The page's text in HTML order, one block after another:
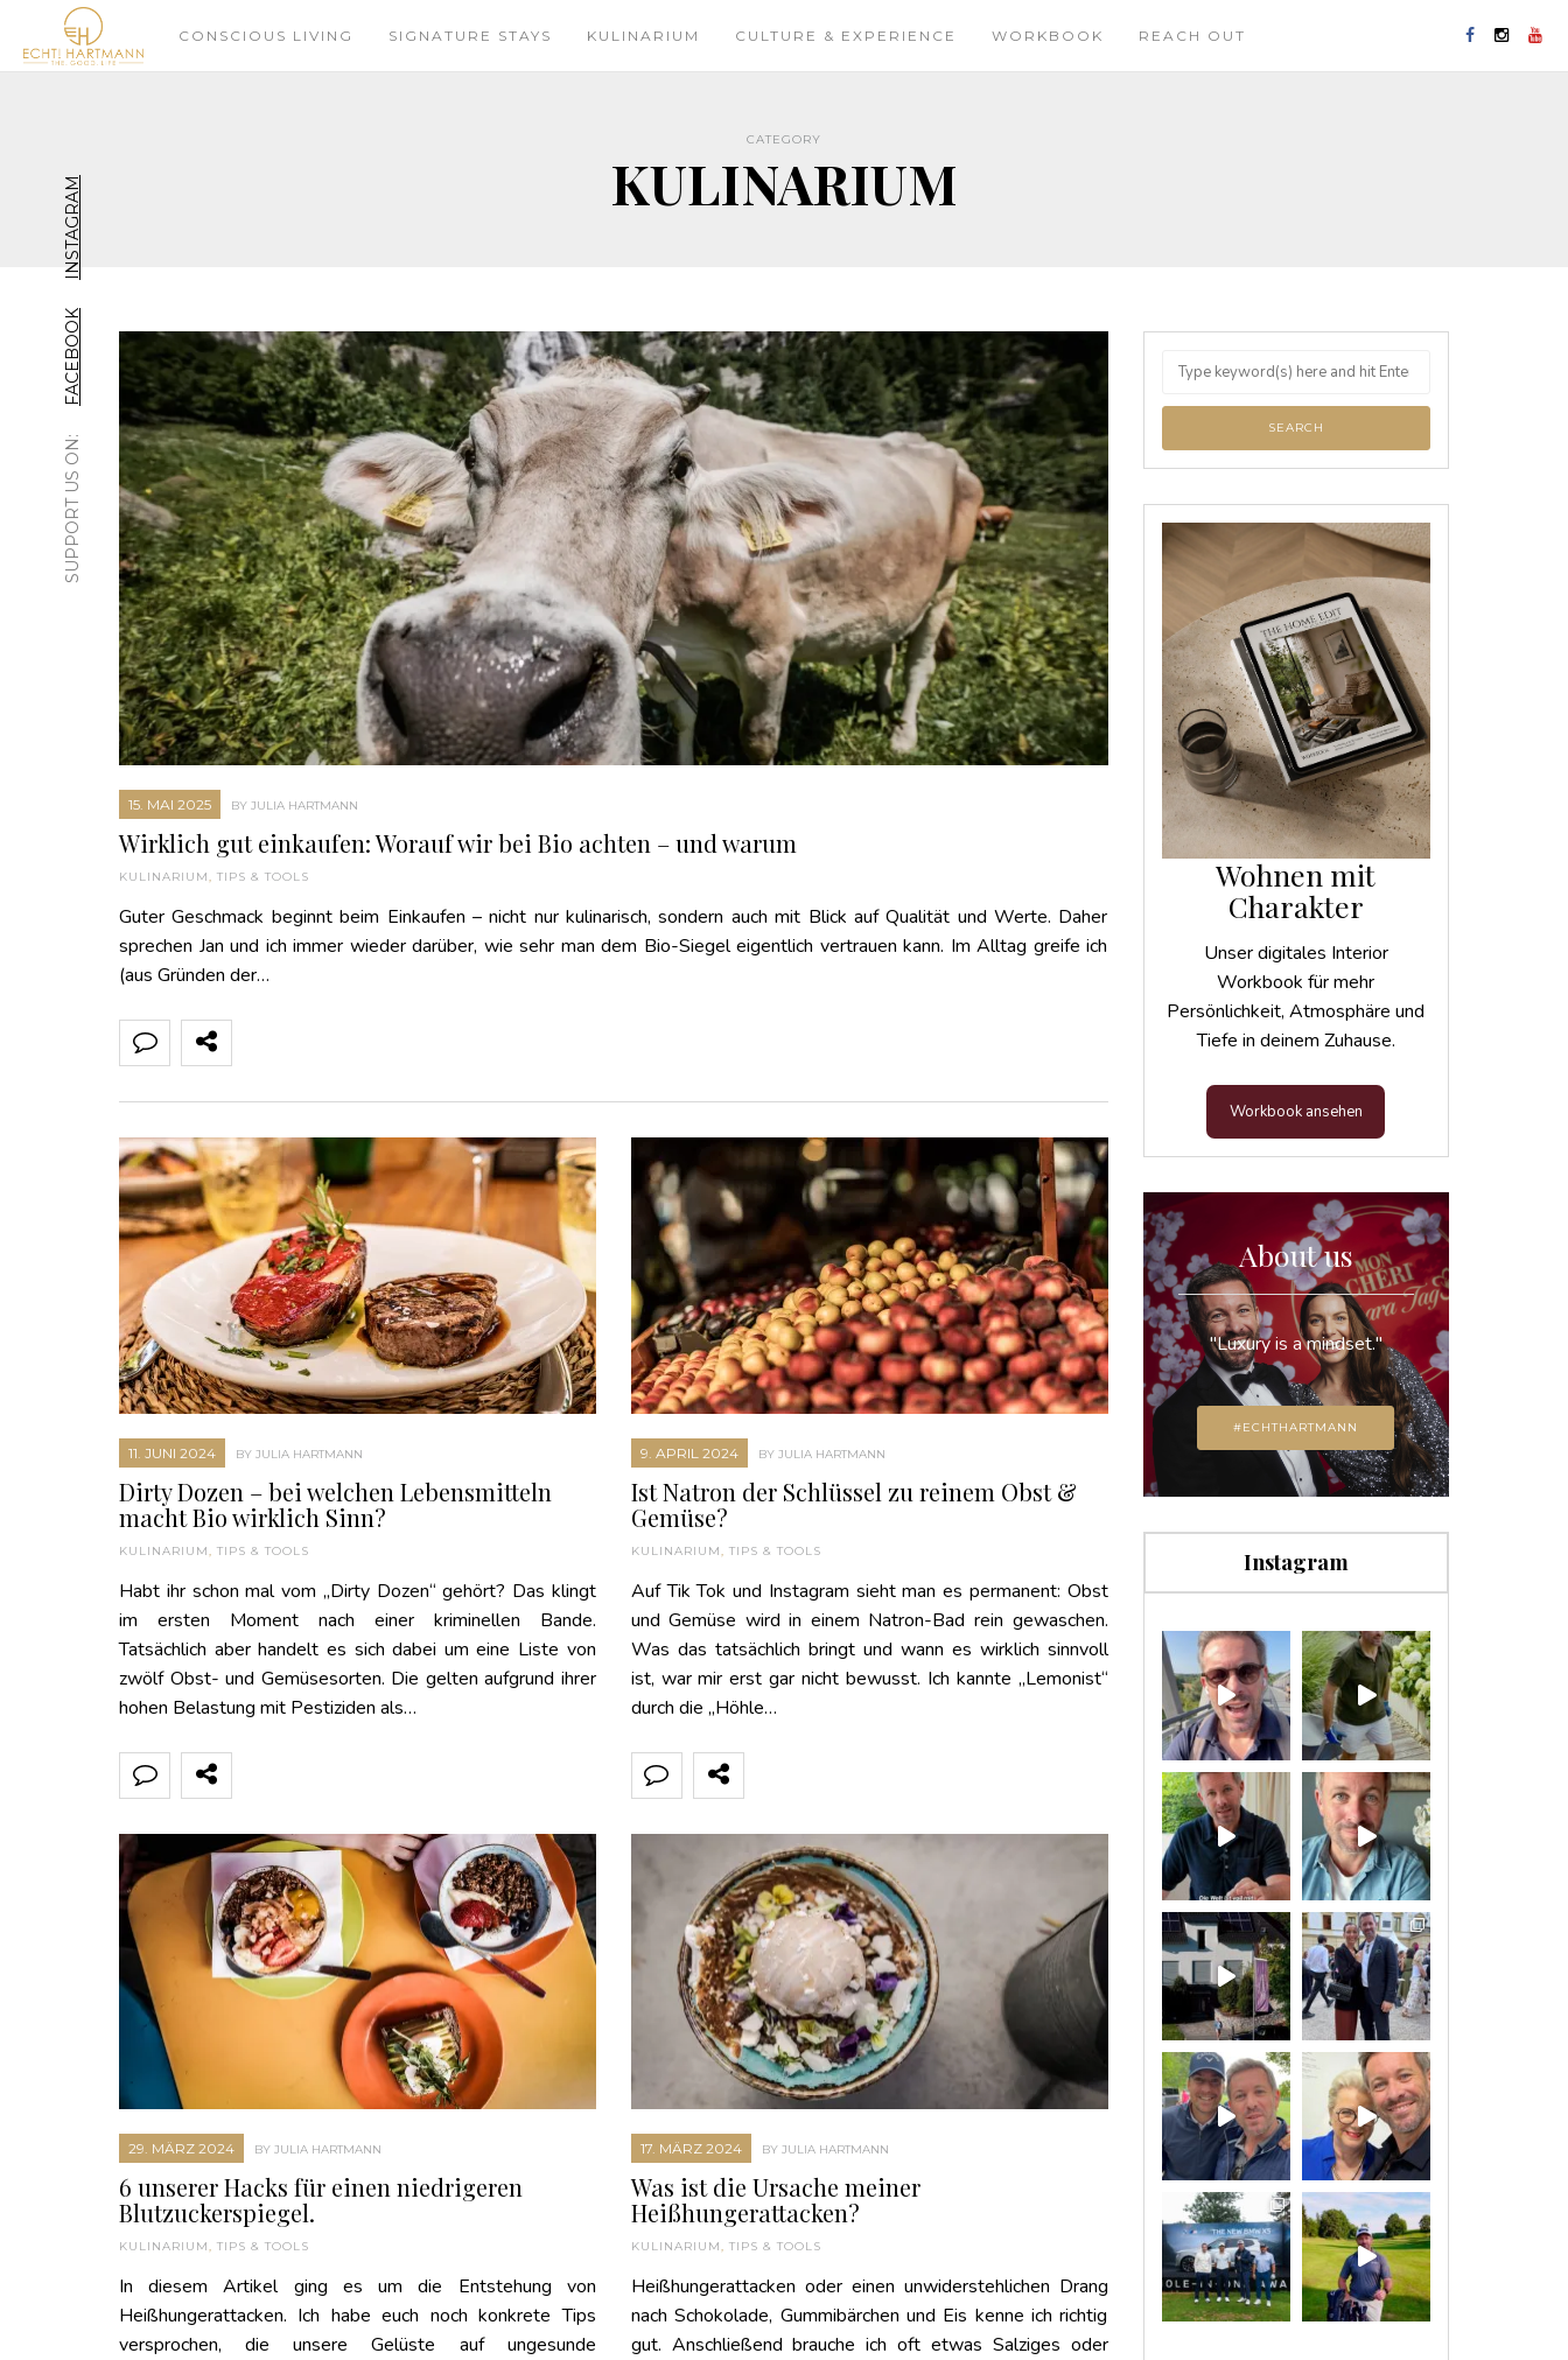
SUPPORT US ON:
FACEBOOK
INSTAGRAM
CONSCIOUS LIVING SIGNATURE STAYS KULINARIUM CULTURE & EXPERIENCE WORKBOOK REACH OUT
CATEGORY
KULINARIUM
15. MAI 2025 BY JULIA HARTMANN
Wirklich gut einkaufen: Worauf wir bei Bio achten – und warum
KULINARIUM, TIPS & TOOLS
Guter Geschmack beginnt beim Einkaufen – nicht nur kulinarisch, sondern auch mit Blick auf Qualität und Werte. Daher
sprechen Jan und ich immer wieder darüber, wie sehr man dem Bio-Siegel eigentlich vertrauen kann. Im Alltag greife ich
(aus Gründen der…
11. JUNI 2024 BY JULIA HARTMANN
Dirty Dozen – bei welchen Lebensmitteln
macht Bio wirklich Sinn?
KULINARIUM TIPS & TOOLS
Habt ihr schon mal vom „Dirty Dozen“ gehört? Das klingt
im ersten Moment nach einer kriminellen Bande.
Tatsächlich aber handelt es sich dabei um eine Liste von
zwölf Obst- und Gemüsesorten. Die gelten aufgrund ihrer
hohen Belastung mit Pestiziden als…
9. APRIL 2024 BY JULIA HARTMANN
Ist Natron der Schlüssel zu reinem Obst &
Gemüse?
KULINARIUM TIPS & TOOLS
Auf Tik Tok und Instagram sieht man es permanent: Obst
und Gemüse wird in einem Natron-Bad rein gewaschen.
Was das tatsächlich bringt und wann es wirklich sinnvoll
ist, war mir erst gar nicht bewusst. Ich kannte „Lemonist“
durch die „Höhle…
29. MÄRZ 2024 BY JULIA HARTMANN
6 unserer Hacks für einen niedrigeren
Blutzuckerspiegel.
KULINARIUM, TIPS & TOOLS
In diesem Artikel ging es um die Entstehung von
Heißhungerattacken. Ich habe euch noch konkrete Tips
versprochen, die unsere Gelüste auf ungesunde
17. MÄRZ 2024 BY JULIA HARTMANN
Was ist die Ursache meiner
Heißhungerattacken?
KULINARIUM, TIPS & TOOLS
Heißhungerattacken oder einen unwiderstehlichen Drang
nach Schokolade, Gummibärchen und Eis kenne ich richtig
gut. Anschließend brauche ich oft etwas Salziges oder
Wohnen mit
Charakter
Unser digitales Interior
Workbook für mehr
Persönlichkeit, Atmosphäre und
Tiefe in deinem Zuhause.
Workbook ansehen
About us
"Luxury is a mindset."
#ECHTHARTMANN
Instagram